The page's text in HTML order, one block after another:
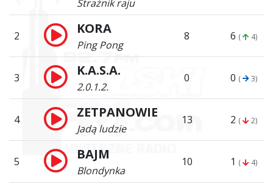
Strażnik raju
2 KORA
Ping Pong
8 6 ( 4)
3 K.A.S.A.
2.0.1.2.
0 0 ( 3)
4 ZETPANOWIE
Jadą ludzie
13 2 ( 2)
5 BAJM
Blondynka
10 1 ( 4)